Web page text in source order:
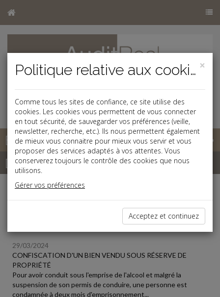
Base documentaire
Dépêches
Liste des dernières dépêches
29/03/2024
CONFISCATION D'UN BIEN VENDU SOUS RÉSERVE DE
PROPRIÉTÉ
Pour avoir conduit sous l'emprise de l'alcool et malgré la
suspension de son permis de conduire, une personne est
condamnée à deux mois d'emprisonnement...
×
Politique relative aux cookies
Comme tous les sites de confiance, ce site utilise des
cookies. Les cookies vous permettent de vous connecter
en tout sécurité, de sauvegarder vos préférences (veille,
newsletter, recherche, etc.). Ils nous permettent également
de mieux vous connaitre pour mieux vous servir et vous
proposer des services adaptés à vos attentes. Vous
conserverez toujours le contrôle des cookies que nous
utilisons.
Gérer vos préférences
Acceptez et continuez